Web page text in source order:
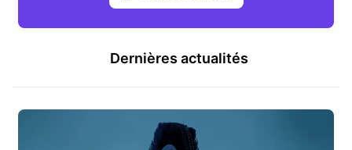
Dernières actualités